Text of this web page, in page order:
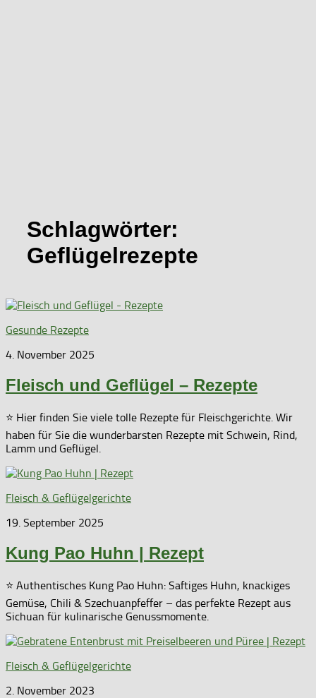
Schlagwörter:
Geflügelrezepte
Gesunde Rezepte
4. November 2025
Fleisch und Geflügel – Rezepte
⭐ Hier finden Sie viele tolle Rezepte für Fleischgerichte. Wir
haben für Sie die wunderbarsten Rezepte mit Schwein, Rind,
Lamm und Geflügel.
Fleisch & Geflügelgerichte
19. September 2025
Kung Pao Huhn | Rezept
⭐ Authentisches Kung Pao Huhn: Saftiges Huhn, knackiges
Gemüse, Chili & Szechuanpfeffer – das perfekte Rezept aus
Sichuan für kulinarische Genussmomente.
Fleisch & Geflügelgerichte
2. November 2023